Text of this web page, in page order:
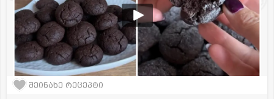
შეინახე რეცეპტი